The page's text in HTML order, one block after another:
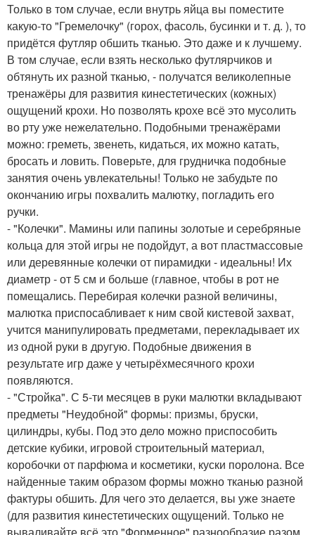
Только в том случае, если внутрь яйца вы поместите
какую-то "Гремелочку" (горох, фасоль, бусинки и т. д. ), то
придётся футляр обшить тканью. Это даже и к лучшему.
В том случае, если взять несколько футлярчиков и
обтянуть их разной тканью, - получатся великолепные
тренажёры для развития кинестетических (кожных)
ощущений крохи. Но позволять крохе всё это мусолить
во рту уже нежелательно. Подобными тренажёрами
можно: греметь, звенеть, кидаться, их можно катать,
бросать и ловить. Поверьте, для грудничка подобные
занятия очень увлекательны! Только не забудьте по
окончанию игры похвалить малютку, погладить его
ручки.
- "Колечки". Мамины или папины золотые и серебряные
кольца для этой игры не подойдут, а вот пластмассовые
или деревянные колечки от пирамидки - идеальны! Их
диаметр - от 5 см и больше (главное, чтобы в рот не
помещались. Перебирая колечки разной величины,
малютка приспосабливает к ним свой кистевой захват,
учится манипулировать предметами, перекладывает их
из одной руки в другую. Подобные движения в
результате игр даже у четырёхмесячного крохи
появляются.
- "Стройка". С 5-ти месяцев в руки малютки вкладывают
предметы "Неудобной" формы: призмы, бруски,
цилиндры, кубы. Под это дело можно приспособить
детские кубики, игровой строительный материал,
коробочки от парфюма и косметики, куски поролона. Все
найденные таким образом формы можно тканью разной
фактуры обшить. Для чего это делается, вы уже знаете
(для развития кинестетических ощущений. Только не